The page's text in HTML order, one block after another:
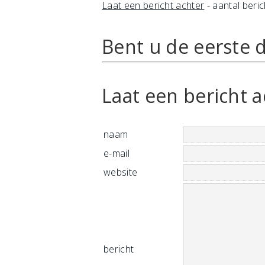
Laat een bericht achter - aantal
Bent u de eerste
Laat een bericht
naam
e-mail
website
bericht